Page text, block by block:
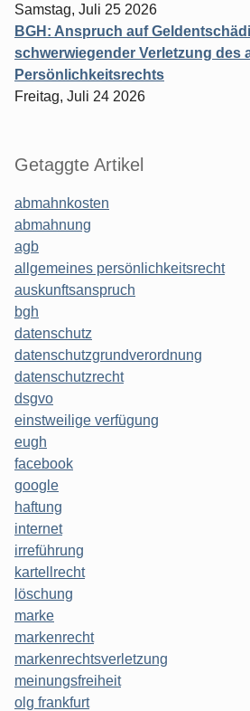
Samstag, Juli 25 2026
BGH: Anspruch auf
schwerwiegender Verletzung des
Persönlichkeitsrechts
Freitag, Juli 24 2026
Getaggte Artikel
abmahnkosten
abmahnung
agb
allgemeines persönlichkeitsrecht
auskunftsanspruch
bgh
datenschutz
datenschutzgrundverordnung
datenschutzrecht
dsgvo
einstweilige verfügung
eugh
facebook
google
haftung
internet
irreführung
kartellrecht
löschung
marke
markenrecht
markenrechtsverletzung
meinungsfreiheit
olg frankfurt